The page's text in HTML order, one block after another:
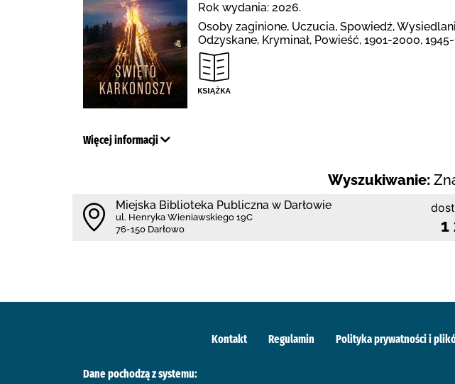
Rok wydania: 2026.
Osoby zaginione, Uczucia, Spowiedź,
Odzyskane, Kryminał, Powieść, 1901-2000,
Więcej informacji
Wyszukiwanie:
Miejska Biblioteka Publiczna w Darłowie
ul. Henryka Wieniawskiego 19C
76-150 Darłowo
1
Kontakt Regulamin Polityka prywatności i
Dane pochodzą z systemu: